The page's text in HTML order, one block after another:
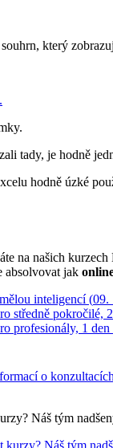
který
tady, je hodně
hodně úzké
na našich
absolvovat jak
inteligencí (09.
středně pokročilé,
profesionály, 1 den
o konzultacích
Náš tým